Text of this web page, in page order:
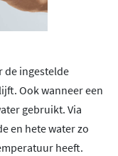
de ingestelde
Ook wanneer een
gebruikt. Via
en hete water zo
heeft.